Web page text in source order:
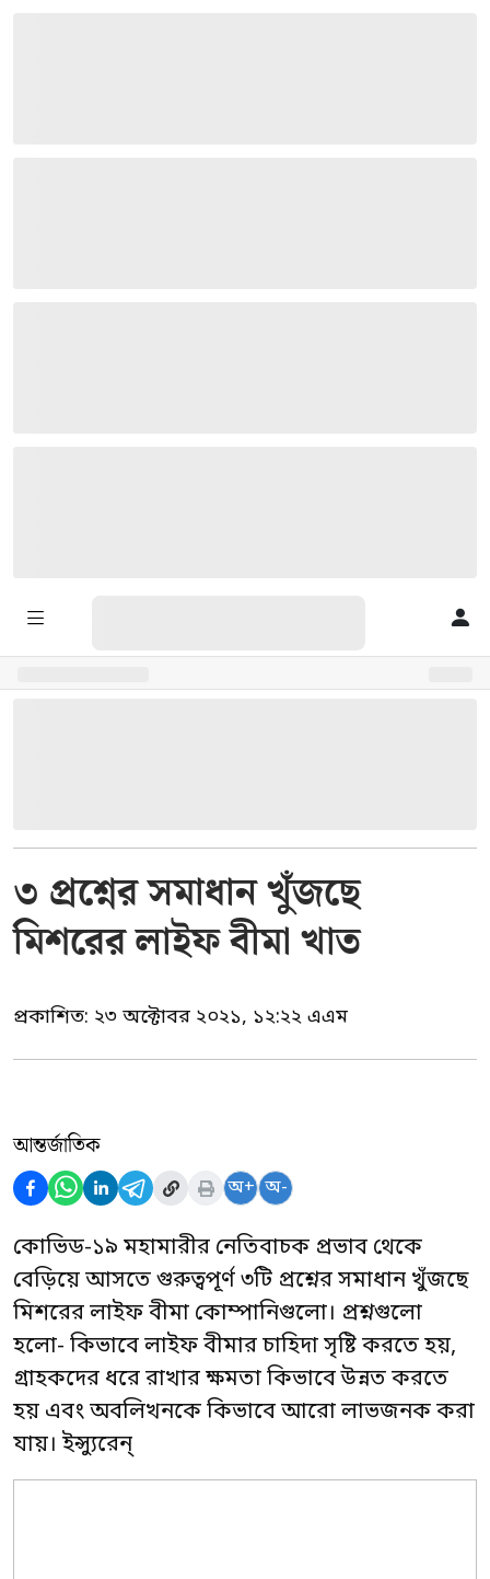
৩ প্রশ্নের সমাধান খুঁজছে
মিশরের লাইফ বীমা খাত
প্রকাশিত: ২৩ অক্টোবর ২০২১, ১২:২২ এএম
আন্তর্জাতিক
অ+ অ-
কোভিড-১৯ মহামারীর নেতিবাচক প্রভাব থেকে
বেড়িয়ে আসতে গুরুত্বপূর্ণ ৩টি প্রশ্নের সমাধান খুঁজছে
মিশরের লাইফ বীমা কোম্পানিগুলো। প্রশ্নগুলো
হলো- কিভাবে লাইফ বীমার চাহিদা সৃষ্টি করতে হয়,
গ্রাহকদের ধরে রাখার ক্ষমতা কিভাবে উন্নত করতে
হয় এবং অবলিখনকে কিভাবে আরো লাভজনক করা
যায়। ইন্স্যুরেন্